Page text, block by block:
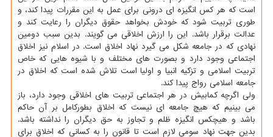
است که هر کس انگیزه ای درونی برای عمل به این مقررات پیدا کند، و
طوری تربیت شود که خودش بخواهد حقوق دیگران را رعایت کند و
عدالت برقرار باشد. این را ارزش اخلاقی می گویند. بدین سبب دومین
نهادی که در جامعه شکل می گیرد نهاد اخلاق است. در اسلام نیز اخلاق
اجتماعی وجود دارد و بصورت های مختلف و با شیوه هایی که خاص
تربیت اسلامی و تزکیه انبیا و اولیا است تلاش شده است که اخلاق در
جامعه اسلامی رواج پیدا کند.
ولی اگرچه کمابیش در هر اجتماعی تربیت های اخلاقی وجود دارد، باز
می بینیم که هیچ جامعه ای نیست که اخلاق بطورکامل بر آن حاکم
باشد و هیچکس انگیزه ظلم و تجاوز به حق دیگران را نداشته باشد.
بدین جهت نهاد سومی لازم است تا قانون را به کسانی که اخلاق برای